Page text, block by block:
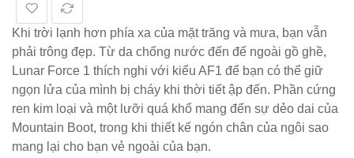
Khi trời lạnh hơn phía xa của mặt trăng và mưa, bạn vẫn
phải trông đẹp. Từ da chống nước đến đế ngoài gồ ghề,
Lunar Force 1 thích nghi với kiểu AF1 để bạn có thể giữ
ngọn lửa của mình bị cháy khi thời tiết ập đến. Phần cứng
ren kim loại và một lưỡi quá khổ mang đến sự dẻo dai của
Mountain Boot, trong khi thiết kế ngón chân của ngôi sao
mang lại cho bạn vẻ ngoài của bạn.